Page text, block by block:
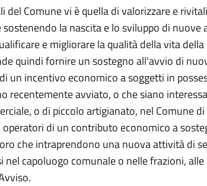
del Comune vi è quella di valorizzare e
sostenendo la nascita e lo sviluppo di
e migliorare la qualità della vita
quindi fornire un sostegno all'avvio di
un incentivo economico a soggetti in
recentemente avviato, o che siano
o di piccolo artigianato, nel Comune
operatori di un contributo economico a
che intraprendono una nuova attività di
nel capoluogo comunale o nelle frazioni,